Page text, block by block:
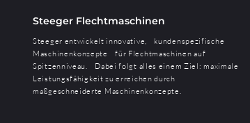
Steeger Flechtmaschinen
Steeger entwickelt innovative, kundenspezifische
Maschinenkonzepte für Flechtmaschinen auf
Spitzenniveau. Dabei folgt alles einem Ziel: maximale
Leistungsfähigkeit zu erreichen durch
maßgeschneiderte Maschinenkonzepte.